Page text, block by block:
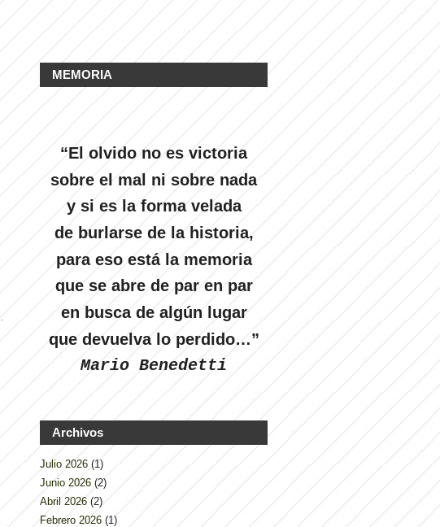
MEMORIA
“El olvido no es victoria
sobre el mal ni sobre nada
y si es la forma velada
de burlarse de la historia,
para eso está la memoria
que se abre de par en par
en busca de algún lugar
que devuelva lo perdido…”
Mario Benedetti
Archivos
Julio 2026 (1)
Junio 2026 (2)
Abril 2026 (2)
Febrero 2026 (1)